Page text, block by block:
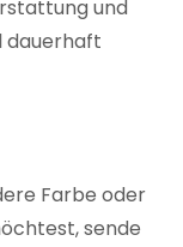
und
dauerhaft
Farbe oder
sende